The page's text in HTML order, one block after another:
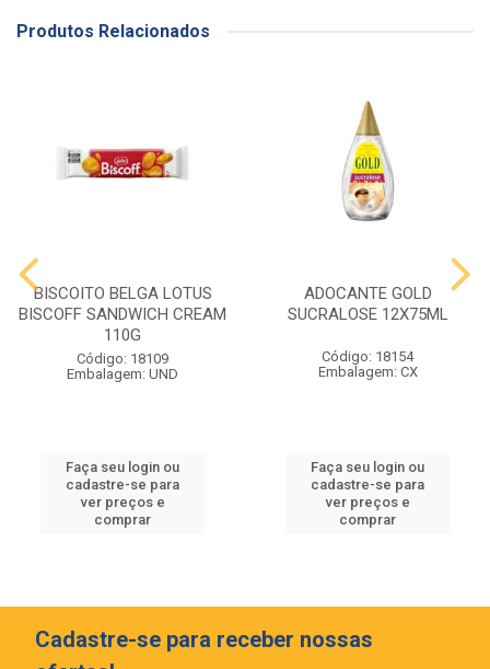
Produtos Relacionados
BISCOITO BELGA LOTUS
BISCOFF SANDWICH CREAM
110G
Código: 18109
Embalagem: UND
Faça seu login ou
cadastre-se para
ver preços e
comprar
ADOCANTE GOLD
SUCRALOSE 12X75ML
Código: 18154
Embalagem: CX
Faça seu login ou
cadastre-se para
ver preços e
comprar
Cadastre-se para receber nossas